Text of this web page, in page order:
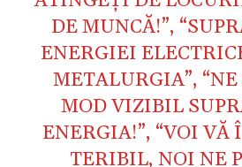
DE MUNCĂ!”,
ENERGIEI
METALURGIA”,
MOD VIZIBIL
ENERGIA!”, “VOI VĂ
TERIBIL, NOI NE